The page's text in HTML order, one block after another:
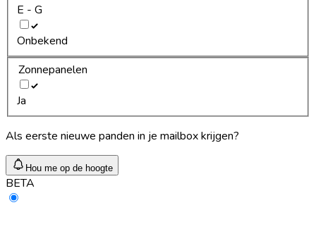
E - G
Onbekend
Zonnepanelen
Ja
Als eerste nieuwe panden in je mailbox krijgen?
Hou me op de hoogte
BETA